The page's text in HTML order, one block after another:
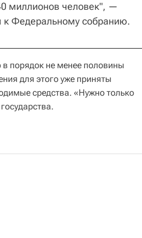
миллионов человек", —
к Федеральному собранию.
порядок не менее половины
для этого уже приняты
средства. «Нужно только